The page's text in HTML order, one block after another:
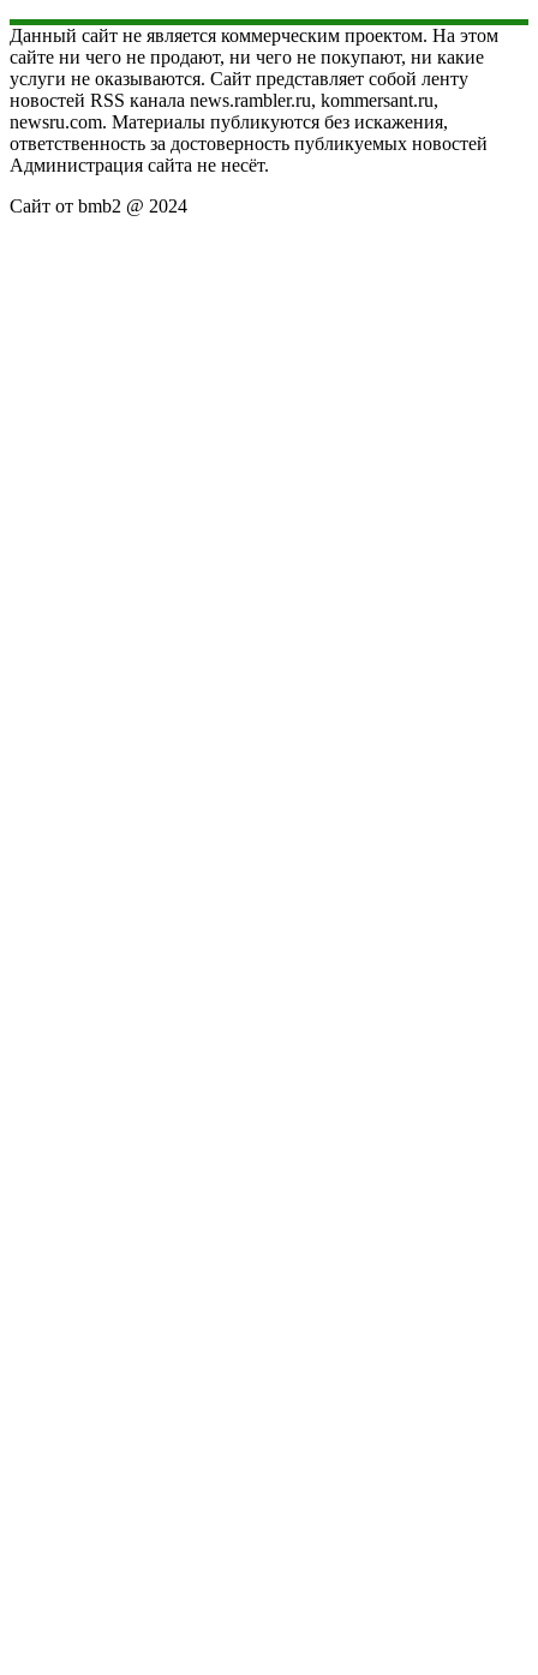
Данный сайт не является коммерческим проектом. На этом
сайте ни чего не продают, ни чего не покупают, ни какие
услуги не оказываются. Сайт представляет собой ленту
новостей RSS канала news.rambler.ru, kommersant.ru,
newsru.com. Материалы публикуются без искажения,
ответственность за достоверность публикуемых новостей
Администрация сайта не несёт.
Сайт от bmb2 @ 2024